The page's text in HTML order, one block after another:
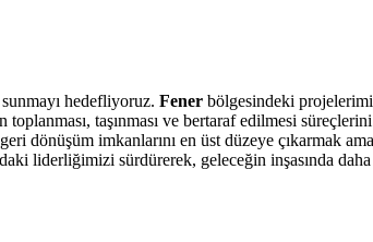
hedefliyoruz. Fener bölgesindeki
taşınması ve bertaraf edilmesi
dönüşüm imkanlarını en üst düzeye çıkarmak
liderliğimizi sürdürerek, geleceğin inşasında